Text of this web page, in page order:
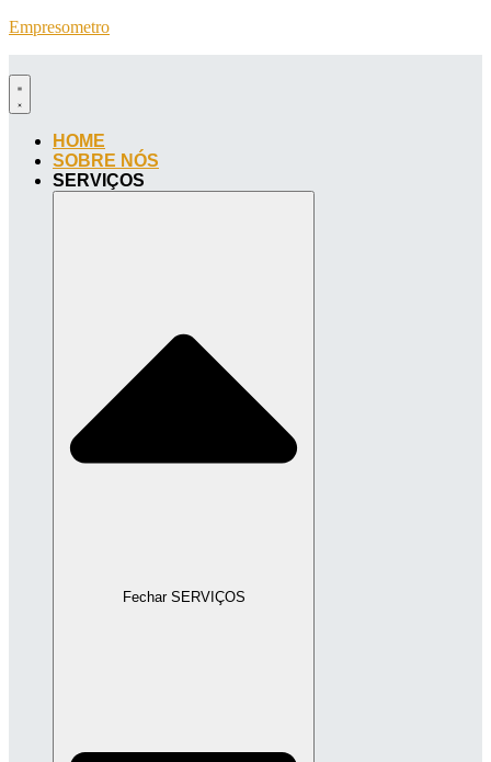
Empresometro
HOME
SOBRE NÓS
SERVIÇOS
Fechar SERVIÇOS